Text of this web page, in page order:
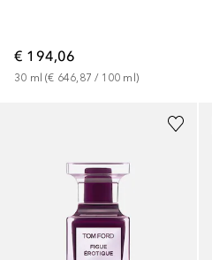
€ 194,06
30 ml (€ 646,87 / 100 ml )